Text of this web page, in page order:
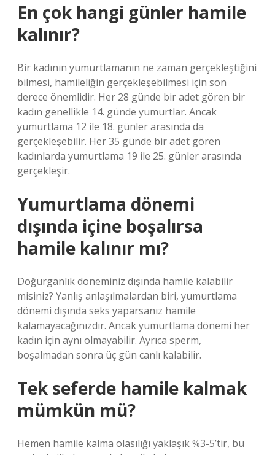
En çok hangi günler hamile
kalınır?
Bir kadının yumurtlamanın ne zaman gerçekleştiğini
bilmesi, hamileliğin gerçekleşebilmesi için son
derece önemlidir. Her 28 günde bir adet gören bir
kadın genellikle 14. günde yumurtlar. Ancak
yumurtlama 12 ile 18. günler arasında da
gerçekleşebilir. Her 35 günde bir adet gören
kadınlarda yumurtlama 19 ile 25. günler arasında
gerçekleşir.
Yumurtlama dönemi
dışında içine boşalırsa
hamile kalınır mı?
Doğurganlık döneminiz dışında hamile kalabilir
misiniz? Yanlış anlaşılmalardan biri, yumurtlama
dönemi dışında seks yaparsanız hamile
kalamayacağınızdır. Ancak yumurtlama dönemi her
kadın için aynı olmayabilir. Ayrıca sperm,
boşalmadan sonra üç gün canlı kalabilir.
Tek seferde hamile kalmak
mümkün mü?
Hemen hamile kalma olasılığı yaklaşık %3-5’tir, bu